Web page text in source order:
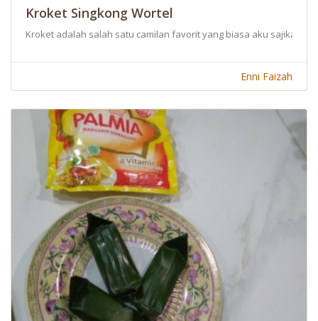
Kroket Singkong Wortel
Kroket adalah salah satu camilan favorit yang biasa aku sajikan
Enni Faizah